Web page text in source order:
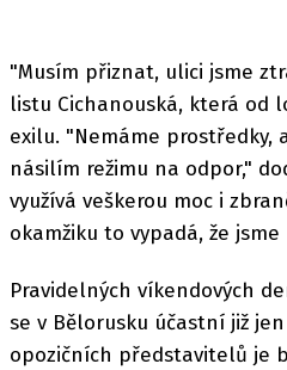
"Musím přiznat, ulici jsme
listu Cichanouská, která od
exilu. "Nemáme prostředky,
násilím režimu na odpor,"
využívá veškerou moc i
okamžiku to vypadá, že
Pravidelných víkendových
se v Bělorusku účastní již
opozičních představitelů je